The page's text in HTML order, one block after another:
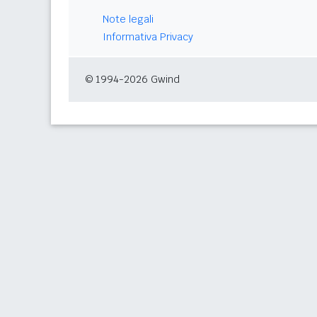
Note legali
Informativa Privacy
© 1994-2026 Gwind